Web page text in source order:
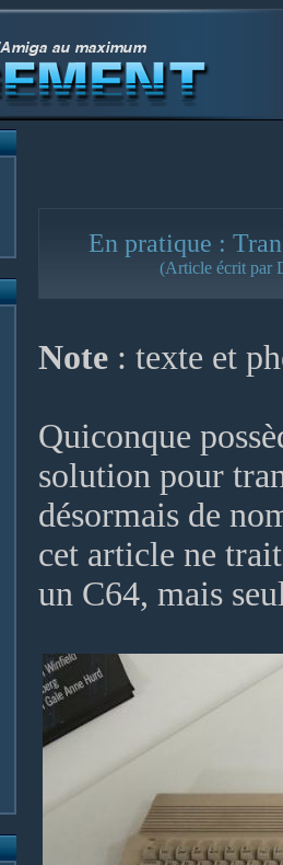
En pratique :
(Article écrit par
Note : texte et
Quiconque
solution pour
désormais de
cet article ne
un C64, mais